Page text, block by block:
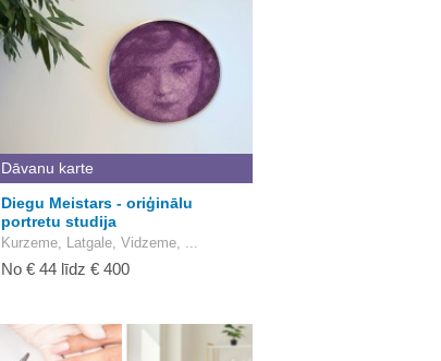
Dāvanu karte
Diegu Meistars - oriģinālu
portretu studija
Kurzeme, Latgale, Vidzeme, ...
No € 44 līdz € 400